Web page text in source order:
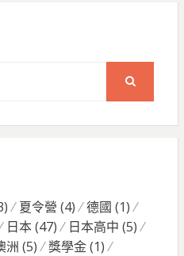
夏令營 (4) 德國 (1)
日本(47) 日本高中 (5)
洲 (5) 獎學金(1)